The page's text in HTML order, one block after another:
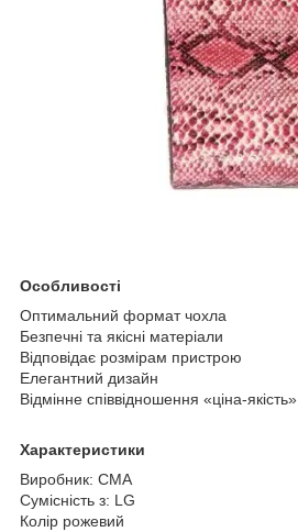
Особливості
Оптимальний формат чохла
Безпечні та якісні матеріали
Відповідає розмірам пристрою
Елегантний дизайн
Відмінне співвідношення «ціна-якість»
Характеристики
Виробник: CMA
Сумісність з: LG
Колір рожевий